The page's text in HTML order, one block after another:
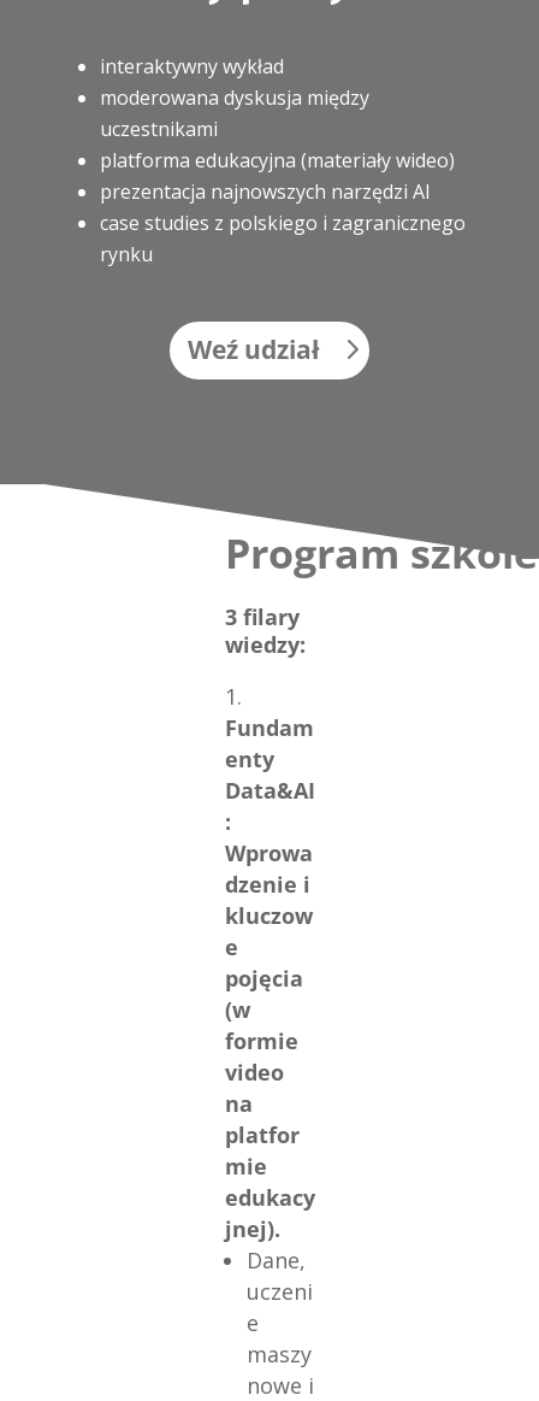
interaktywny wykład
moderowana dyskusja między
uczestnikami
platforma edukacyjna (materiały wideo)
prezentacja najnowszych narzędzi AI
case studies z polskiego i zagranicznego
rynku
Weź udział
Program
3 filary
wiedzy:
Fundam
enty
Data&AI
:
Wprowa
dzenie i
kluczow
e
pojęcia
(w
formie
video
na
platfor
mie
edukacy
jnej).
Dane,
uczeni
e
maszy
nowe i